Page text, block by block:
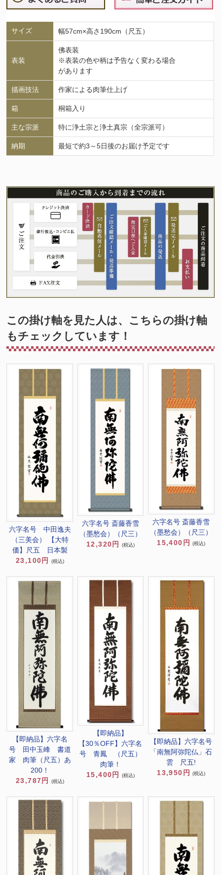
サイズ 幅57cm×高さ190cm（尺五）
表装
佛表装
※表装の色や柄は予告なく変わる場合
があります
描画技法 作家による肉筆仕上げ
箱 桐箱入り
主な宗派 特に浄土宗と浄土真宗（全宗派可）
納期 最短で約3～5日後のお届け予定です
この掛け軸を見た人は、こちらの掛け軸
もチェックしています！
六字名号 中田逸夫
（三美会） 【大特
価】尺五 日本製
23,100円
(税込)
六字名号 斎藤香雪
（墨愁会）（尺三）
12,320円
(税込)
六字名号 斎藤香雪
（墨愁会）（尺三）
15,400円
(税込)
【即納品】六字名
号 田中玉峰 書道
家 肉筆（尺五）あ
200！
23,787円
(税込)
【即納品】
【30％OFF】六字名
号 青鳳 （尺五）
肉筆！
15,400円
(税込)
【即納品】六字名号
「南無阿弥陀仏」石
雲 尺五!
13,950円
(税込)